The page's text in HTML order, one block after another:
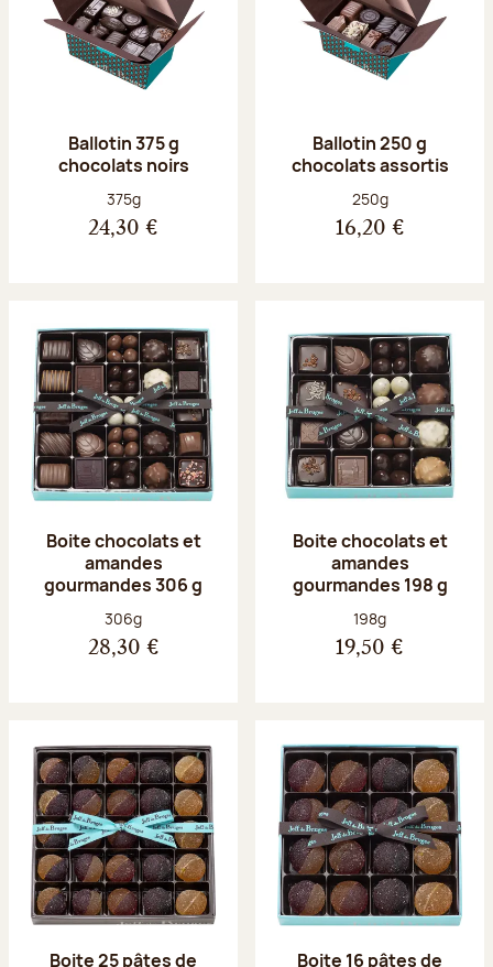
Ballotin 375 g
chocolats noirs
Poids net :
375g
24,30 €
Ballotin 250 g
chocolats assortis
Poids net :
250g
16,20 €
Boite chocolats et
amandes
gourmandes 306 g
Poids net :
306g
28,30 €
Boite chocolats et
amandes
gourmandes 198 g
Poids net :
198g
19,50 €
Boite 25 pâtes de Boite 16 pâtes de